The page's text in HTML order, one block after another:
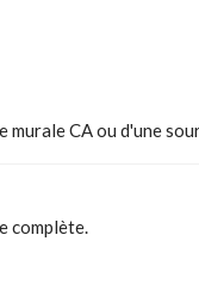
CA ou d'une
complète.